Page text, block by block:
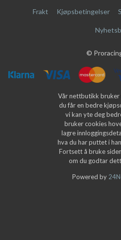
Frakt Kjøpsbetingelser
©
Vår nettbutikk bruker
du får en bedre
vi kan yte deg
bruker cookies
lagre
hva du har puttet i
Fortsett å bruke
om du godtar
Powered by